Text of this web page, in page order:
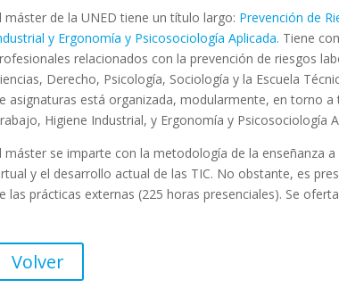
máster de la UNED tiene un título largo: Prevención de
y Ergonomía y Psicosociología Aplicada. Tiene
relacionados con la prevención de riesgos
Derecho, Psicología, Sociología y la Escuela
asignaturas está organizada, modularmente, en torno
Higiene Industrial, y Ergonomía y Psicosociología
máster se imparte con la metodología de la enseñanza
y el desarrollo actual de las TIC. No obstante, es
las prácticas externas (225 horas presenciales). Se
Volver